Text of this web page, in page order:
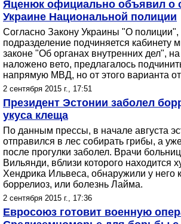
Яценюк официально объявил о
Украине Национальной полиции
Согласно Закону Украины "О полиции",
подразделение подчиняется кабинету
законе "Об органах внутренних дел",
наложено вето, предлагалось
напрямую МВД, но от этого варианта
2 сентября 2015 г., 17:51
Президент Эстонии заболел
укуса клеща
По данным прессы, в начале августа
отправился в лес собирать грибы, а
после прогулки заболел. Врачи
Вильянди, вблизи которого находится
Хендрика Ильвеса, обнаружили у него
боррелиоз, или болезнь Лайма.
2 сентября 2015 г., 17:36
Евросоюз готовит военную